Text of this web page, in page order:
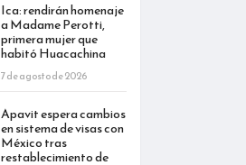
Ica: rendirán homenaje
a Madame Perotti,
primera mujer que
habitó Huacachina
7 de agosto de 2026
Apavit espera cambios
en sistema de visas con
México tras
restablecimiento de